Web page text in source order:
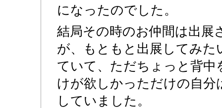
になったのでした。
結局その時のお仲間は出展
が、もともと出展してみ
ていて、ただちょっと背
けが欲しかっただけの自分
していました。